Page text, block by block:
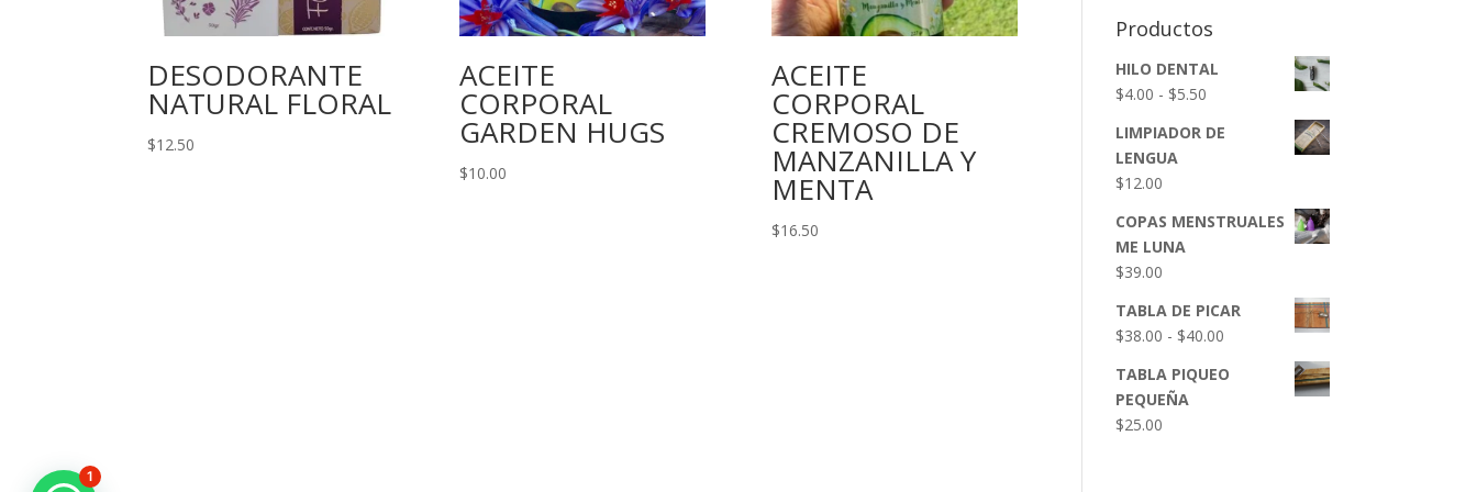
DESODORANTE
NATURAL FLORAL
$12.50
ACEITE
CORPORAL
GARDEN HUGS
$10.00
ACEITE
CORPORAL
CREMOSO DE
MANZANILLA Y
MENTA
$16.50
Productos
HILO DENTAL
$4.00 - $5.50
precios:
hasta
LIMPIADOR DE
LENGUA
$12.00
COPAS MENSTRUALES
ME LUNA
$39.00
TABLA DE PICAR
$38.00 - $40.00
precios:
TABLA PIQUEO
PEQUEÑA
$25.00
1